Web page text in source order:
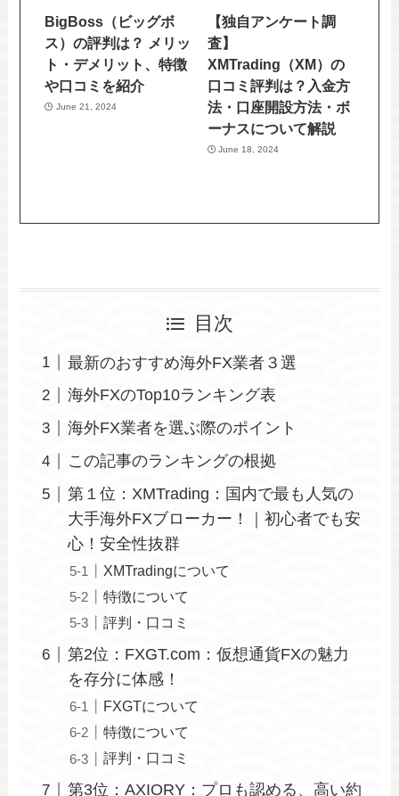
BigBoss（ビッグボ
ス）の評判は？ メリッ
ト・デメリット、特徴
や口コミを紹介
June 21, 2024
【独自アンケート調
査】
XMTrading（XM）の
口コミ評判は？入金方
法・口座開設方法・ボ
ーナスについて解説
June 18, 2024
目次
最新のおすすめ海外FX業者３選
海外FXのTop10ランキング表
海外FX業者を選ぶ際のポイント
この記事のランキングの根拠
第１位：XMTrading：国内で最も人気の
大手海外FXブローカー！｜初心者でも安
心！安全性抜群
XMTradingについて
特徴について
評判・口コミ
第2位：FXGT.com：仮想通貨FXの魅力
を存分に体感！
FXGTについて
特徴について
評判・口コミ
第3位：AXIORY：プロも認める、高い約